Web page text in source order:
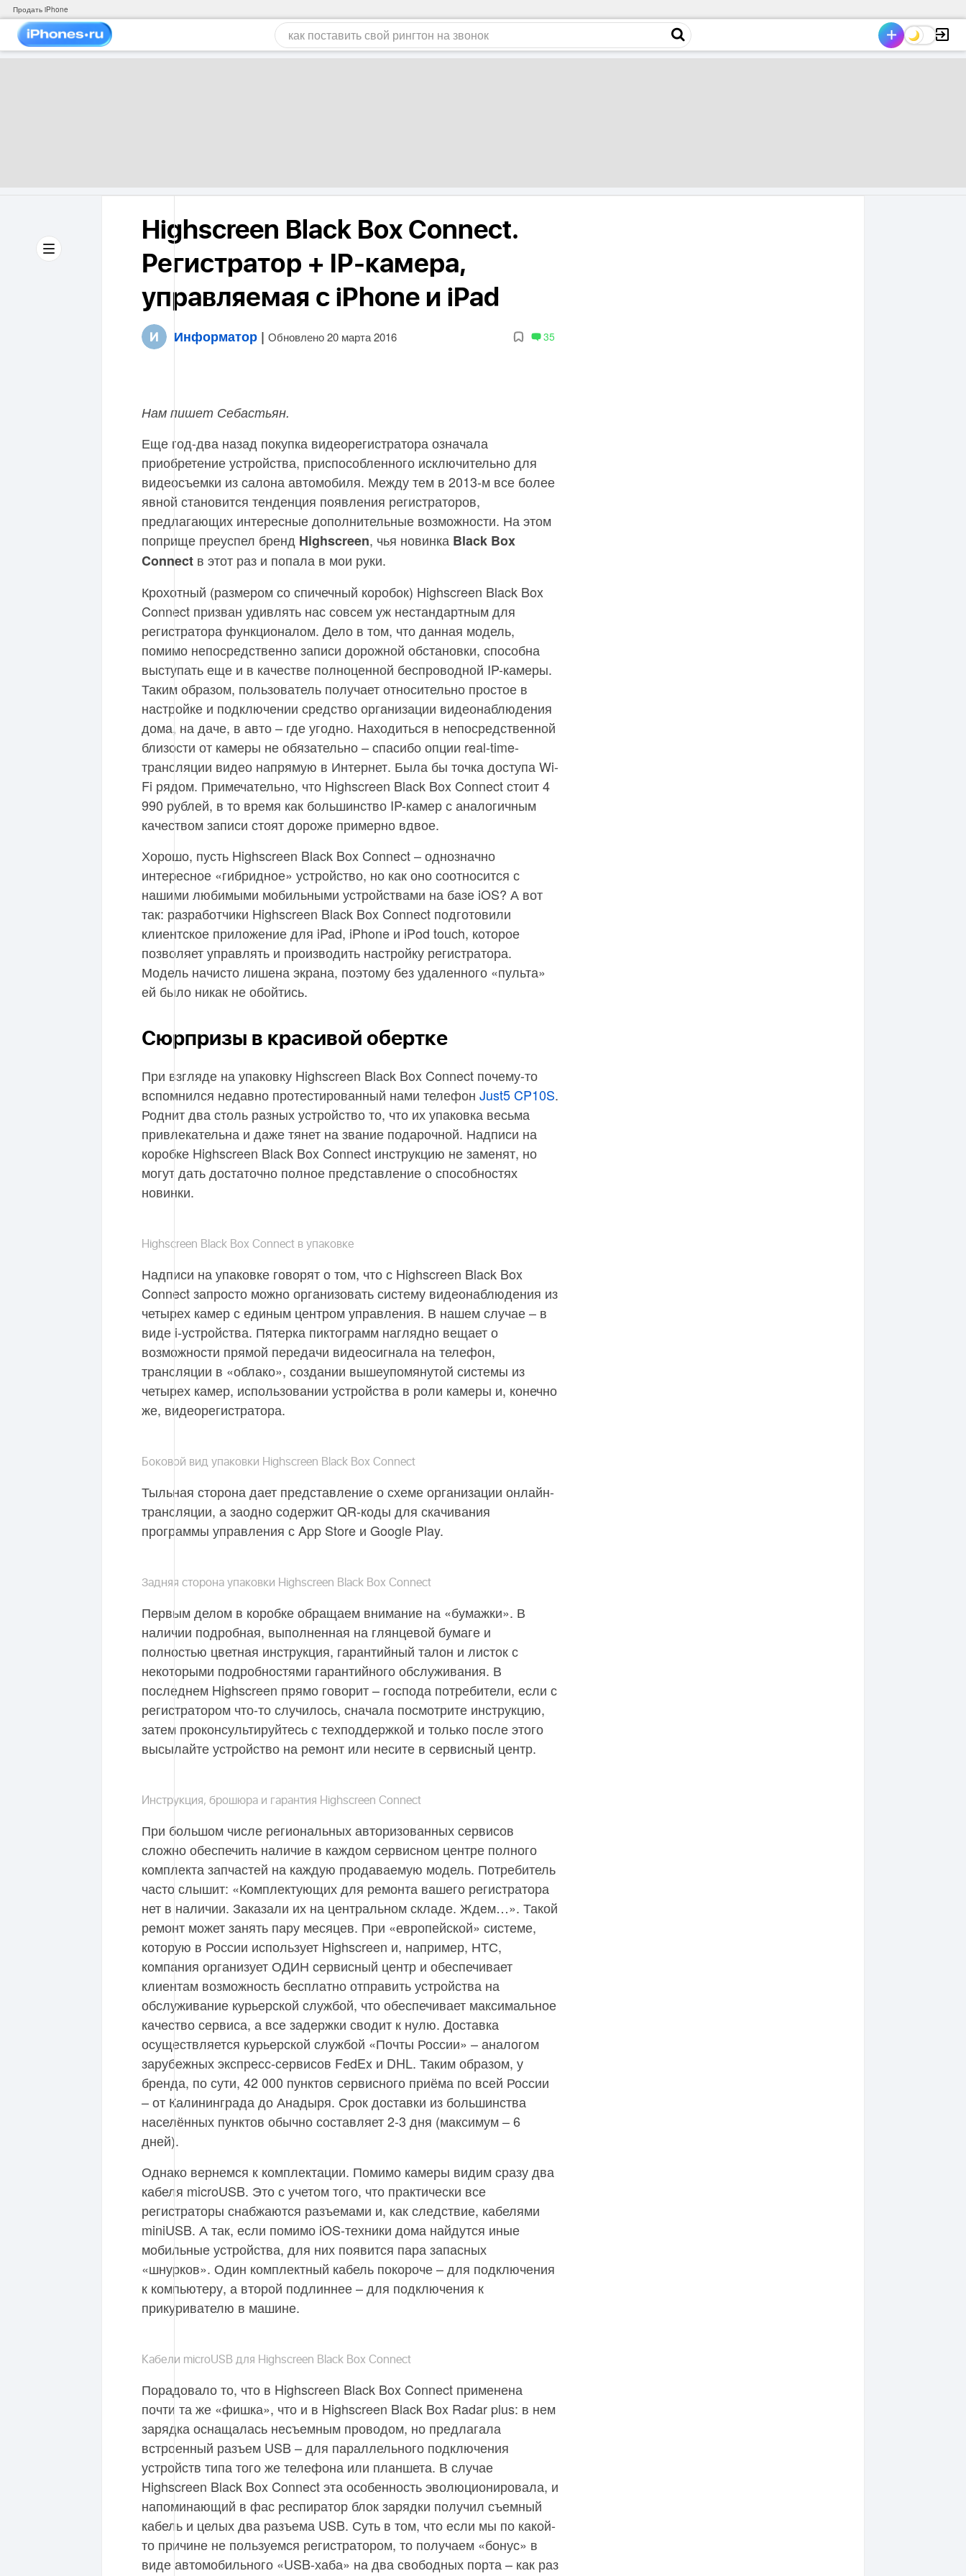
Продать iPhone
Highscreen Black Box Connect.
Регистратор + IP-камера,
управляемая с iPhone и iPad
Информатор | Обновлено 20 марта 2016 35
Нам пишет Себастьян.
Еще год-два назад покупка видеорегистратора означала
приобретение устройства, приспособленного исключительно для
видеосъемки из салона автомобиля. Между тем в 2013-м все более
явной становится тенденция появления регистраторов,
предлагающих интересные дополнительные возможности. На этом
поприще преуспел бренд Highscreen, чья новинка Black Box
Connect в этот раз и попала в мои руки.
Крохотный (размером со спичечный коробок) Highscreen Black Box
Connect призван удивлять нас совсем уж нестандартным для
регистратора функционалом. Дело в том, что данная модель,
помимо непосредственно записи дорожной обстановки, способна
выступать еще и в качестве полноценной беспроводной IP-камеры.
Таким образом, пользователь получает относительно простое в
настройке и подключении средство организации видеонаблюдения
дома, на даче, в авто – где угодно. Находиться в непосредственной
близости от камеры не обязательно – спасибо опции real-time-
трансляции видео напрямую в Интернет. Была бы точка доступа Wi-
Fi рядом. Примечательно, что Highscreen Black Box Connect стоит 4
990 рублей, в то время как большинство IP-камер с аналогичным
качеством записи стоят дороже примерно вдвое.
Хорошо, пусть Highscreen Black Box Connect – однозначно
интересное «гибридное» устройство, но как оно соотносится с
нашими любимыми мобильными устройствами на базе iOS? А вот
так: разработчики Highscreen Black Box Connect подготовили
клиентское приложение для iPad, iPhone и iPod touch, которое
позволяет управлять и производить настройку регистратора.
Модель начисто лишена экрана, поэтому без удаленного «пульта»
ей было никак не обойтись.
Сюрпризы в красивой обертке
При взгляде на упаковку Highscreen Black Box Connect почему-то
вспомнился недавно протестированный нами телефон Just5 CP10S.
Роднит два столь разных устройство то, что их упаковка весьма
привлекательна и даже тянет на звание подарочной. Надписи на
коробке Highscreen Black Box Connect инструкцию не заменят, но
могут дать достаточно полное представление о способностях
новинки.
Highscreen Black Box Connect в упаковке
Надписи на упаковке говорят о том, что с Highscreen Black Box
Connect запросто можно организовать систему видеонаблюдения из
четырех камер с единым центром управления. В нашем случае – в
виде i-устройства. Пятерка пиктограмм наглядно вещает о
возможности прямой передачи видеосигнала на телефон,
трансляции в «облако», создании вышеупомянутой системы из
четырех камер, использовании устройства в роли камеры и, конечно
же, видеорегистратора.
Боковой вид упаковки Highscreen Black Box Connect
Тыльная сторона дает представление о схеме организации онлайн-
трансляции, а заодно содержит QR-коды для скачивания
программы управления с App Store и Google Play.
Задняя сторона упаковки Highscreen Black Box Connect
Первым делом в коробке обращаем внимание на «бумажки». В
наличии подробная, выполненная на глянцевой бумаге и
полностью цветная инструкция, гарантийный талон и листок с
некоторыми подробностями гарантийного обслуживания. В
последнем Highscreen прямо говорит – господа потребители, если с
регистратором что-то случилось, сначала посмотрите инструкцию,
затем проконсультируйтесь с техподдержкой и только после этого
высылайте устройство на ремонт или несите в сервисный центр.
Инструкция, брошюра и гарантия Highscreen Connect
При большом числе региональных авторизованных сервисов
сложно обеспечить наличие в каждом сервисном центре полного
комплекта запчастей на каждую продаваемую модель. Потребитель
часто слышит: «Комплектующих для ремонта вашего регистратора
нет в наличии. Заказали их на центральном складе. Ждем…». Такой
ремонт может занять пару месяцев. При «европейской» системе,
которую в России использует Highscreen и, например, НТС,
компания организует ОДИН сервисный центр и обеспечивает
клиентам возможность бесплатно отправить устройства на
обслуживание курьерской службой, что обеспечивает максимальное
качество сервиса, а все задержки сводит к нулю. Доставка
осуществляется курьерской службой «Почты России» – аналогом
зарубежных экспресс-сервисов FedEx и DHL. Таким образом, у
бренда, по сути, 42 000 пунктов сервисного приёма по всей России
– от Калининграда до Анадыря. Срок доставки из большинства
населённых пунктов обычно составляет 2-3 дня (максимум – 6
дней).
Однако вернемся к комплектации. Помимо камеры видим сразу два
кабеля microUSB. Это с учетом того, что практически все
регистраторы снабжаются разъемами и, как следствие, кабелями
miniUSB. А так, если помимо iOS-техники дома найдутся иные
мобильные устройства, для них появится пара запасных
«шнурков». Один комплектный кабель покороче – для подключения
к компьютеру, а второй подлиннее – для подключения к
прикуривателю в машине.
Кабели microUSB для Highscreen Black Box Connect
Порадовало то, что в Highscreen Black Box Connect применена
почти та же «фишка», что и в Highscreen Black Box Radar plus: в нем
зарядка оснащалась несъемным проводом, но предлагала
встроенный разъем USB – для параллельного подключения
устройств типа того же телефона или планшета. В случае
Highscreen Black Box Connect эта особенность эволюционировала, и
напоминающий в фас респиратор блок зарядки получил съемный
кабель и целых два разъема USB. Суть в том, что если мы по какой-
то причине не пользуемся регистратором, то получаем «бонус» в
виде автомобильного «USB-хаба» на два свободных порта – как раз